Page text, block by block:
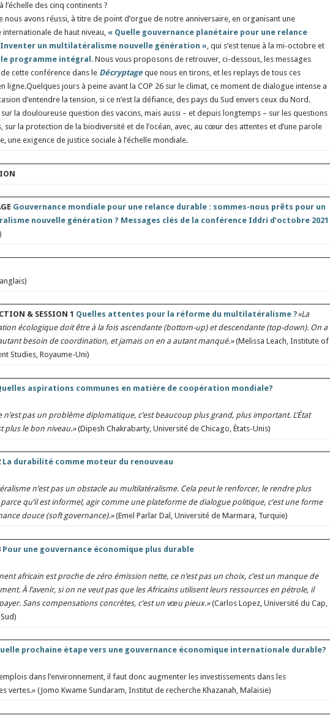
l’échelle des cinq continents ?
nous avons réussi, à titre de point d’orgue de notre anniversaire, en organisant une
internationale de haut niveau, « Quelle gouvernance planétaire pour une relance
Inventer un multilatéralisme nouvelle génération », qui s’est tenue à la mi-octobre et
programme intégral . Nous vous proposons de retrouver, ci-dessous, les messages
cette conférence dans le Décryptage que nous en tirons, et les replays de tous ces
ligne.Quelques jours à peine avant la COP 26 sur le climat, ce moment de dialogue intense a
d’entendre la tension, si ce n’est la défiance, des pays du Sud envers ceux du Nord.
sur la douloureuse question des vaccins, mais aussi – et depuis longtemps – sur les questions
sur la protection de la biodiversité et de l’océan, avec, au cœur des attentes et d’une parole
une exigence de justice sociale à l’échelle mondiale.
Gouvernance mondiale pour une relance durable : sommes-nous prêts pour un
nouvelle génération ? Messages clés de la conférence Iddri d’octobre 2021
& SESSION 1 Quelles attentes pour la réforme du multilatéralisme ?«La
écologique doit être à la fois ascendante (bottom-up) et descendante (top-down). On a
besoin de coordination, et jamais on en a autant manqué.»(Melissa Leach, Institute of
Studies, Royaume-Uni)
aspirations communes en matière de coopération mondiale?
n’est pas un problème diplomatique, c’est beaucoup plus grand, plus important. L’État
plus le bon niveau.»(Dipesh Chakrabarty, Université de Chicago, États-Unis)
La durabilité comme moteur du renouveau
n’est pas un obstacle au multilatéralisme. Cela peut le renforcer, le rendre plus
qu’il est informel, agir comme une plateforme de dialogue politique, c’est une forme
douce (soft governance).»(Emel Parlar Dal, Université de Marmara, Turquie)
Pour une gouvernance économique plus durable
africain est proche de zéro émission nette, ce n’est pas un choix, c’est un manque de
À l’avenir, si on ne veut pas que les Africains utilisent leurs ressources en pétrole, il
Sans compensations concrètes, c’est un vœu pieux.»(Carlos Lopez, Université du Cap,
prochaine étape vers une gouvernance économique internationale durable?
dans l’environnement, il faut donc augmenter les investissements dans les
vertes.» (Jomo Kwame Sundaram, Institut de recherche Khazanah, Malaisie)